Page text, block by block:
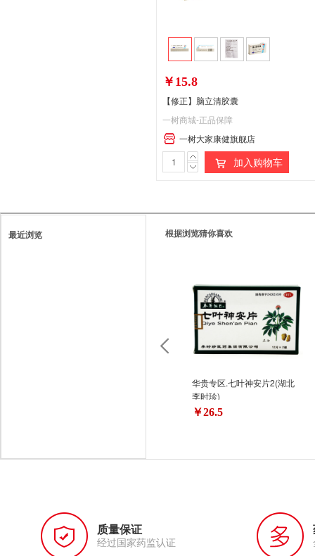
￥15.8
【修正】脑立清胶囊
一树商城-正品保障
一树大家康健旗舰店
加入购物车
最近浏览 根据浏览猜你喜欢
华贵专区.七叶神安片2(湖北
李时珍)
￥26.5
质量保证
经过国家药监认证